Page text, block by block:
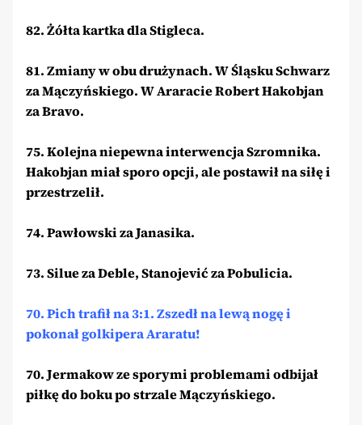
82. Żółta kartka dla Stigleca.
81. Zmiany w obu drużynach. W Śląsku Schwarz
za Mączyńskiego. W Araracie Robert Hakobjan
za Bravo.
75. Kolejna niepewna interwencja Szromnika.
Hakobjan miał sporo opcji, ale postawił na siłę i
przestrzelił.
74. Pawłowski za Janasika.
73. Silue za Deble, Stanojević za Pobulicia.
70. Pich trafił na 3:1. Zszedł na lewą nogę i
pokonał golkipera Araratu!
70. Jermakow ze sporymi problemami odbijał
piłkę do boku po strzale Mączyńskiego.